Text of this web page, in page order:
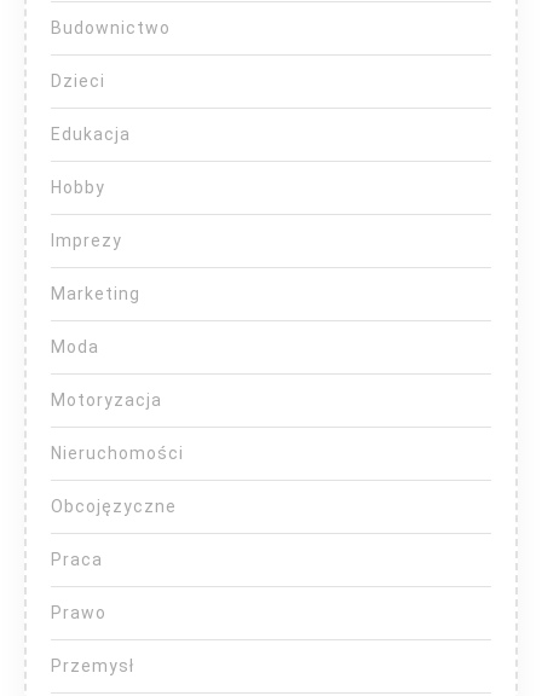
Budownictwo
Dzieci
Edukacja
Hobby
Imprezy
Marketing
Moda
Motoryzacja
Nieruchomości
Obcojęzyczne
Praca
Prawo
Przemysł